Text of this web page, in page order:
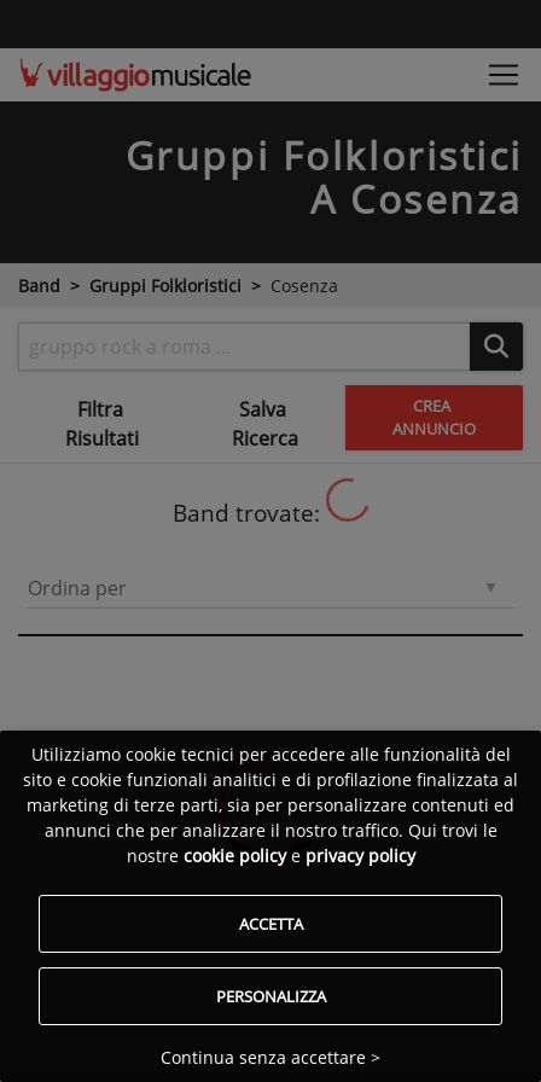
Gruppi Folkloristici
A Cosenza
Band Gruppi Folkloristici Cosenza
Filtra
Risultati
Salva
Ricerca
CREA
ANNUNCIO
Band trovate:
Ordina per
Utilizziamo cookie tecnici per accedere alle funzionalità del
sito e cookie funzionali analitici e di profilazione finalizzata al
marketing di terze parti, sia per personalizzare contenuti ed
annunci che per analizzare il nostro traffico. Qui trovi le
nostre cookie policye privacy policy
ACCETTA
PERSONALIZZA
Continua senza accettare >